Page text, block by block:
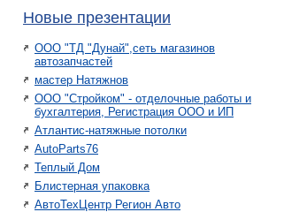
Новые презентации
ООО "ТД "Дунай",сеть магазинов
автозапчастей
мастер Натяжнов
ООО "Стройком" - отделочные работы и
бухгалтерия, Регистрация ООО и ИП
Атлантис-натяжные потолки
AutoParts76
Теплый Дом
Блистерная упаковка
АвтоТехЦентр Регион Авто